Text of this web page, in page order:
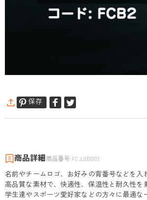
保存
商品詳細 商品番号: FCJJ00003
名前やチームロゴ、お好みの背番号などを入
高品質な素材で、快適性、保温性と耐久性を
学生達やスポーツ愛好家などの方々に最適な